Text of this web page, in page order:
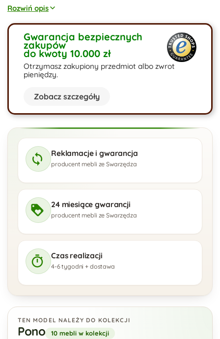
przyjaciółmi. Narożnik z funkcją spania oraz z pojemnikiem
na pościel. Model Pono posiada pikowane poduszki. Bogata
gama wyboru - narożnik welurowy, narożnik szary,
narożnik niebieski, narożnik beżowy. Jaki jest Twój wybór?
Rozwiń opis
Gwarancja bezpiecznych
zakupów
do kwoty 10.000 zł
Otrzymasz zakupiony przedmiot albo zwrot
pieniędzy.
Zobacz szczegóły
Reklamacje i gwarancja
producent mebli ze Swarzędza
24 miesiące gwarancji
producent mebli ze Swarzędza
Czas realizacji
4-6 tygodni + dostawa
TEN MODEL NALEŻY DO KOLEKCJI
Pono 10 mebli w kolekcji